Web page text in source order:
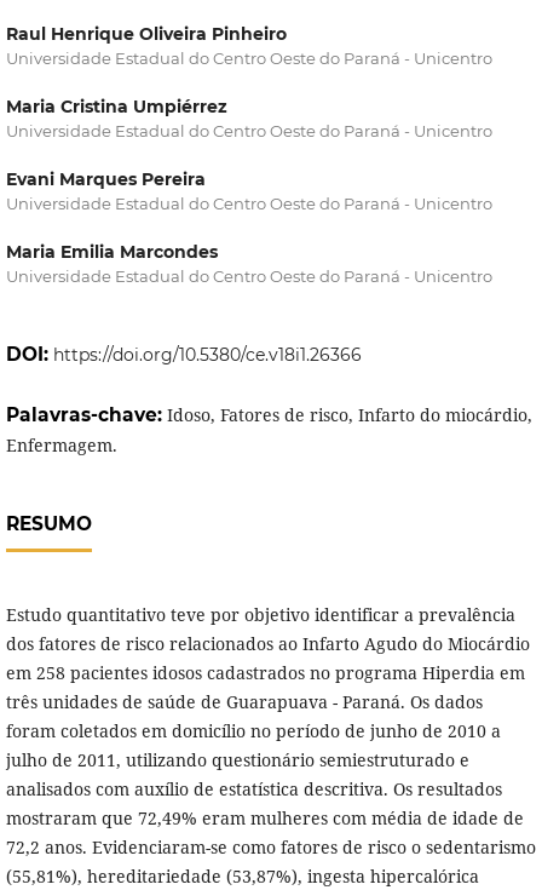
Raul Henrique Oliveira Pinheiro
Universidade Estadual do Centro Oeste do Paraná - Unicentro
Maria Cristina Umpiérrez
Universidade Estadual do Centro Oeste do Paraná - Unicentro
Evani Marques Pereira
Universidade Estadual do Centro Oeste do Paraná - Unicentro
Maria Emilia Marcondes
Universidade Estadual do Centro Oeste do Paraná - Unicentro
DOI: https://doi.org/10.5380/ce.v18i1.26366
Palavras-chave: Idoso, Fatores de risco, Infarto do miocárdio,
Enfermagem.
RESUMO
Estudo quantitativo teve por objetivo identificar a prevalência
dos fatores de risco relacionados ao Infarto Agudo do Miocárdio
em 258 pacientes idosos cadastrados no programa Hiperdia em
três unidades de saúde de Guarapuava - Paraná. Os dados
foram coletados em domicílio no período de junho de 2010 a
julho de 2011, utilizando questionário semiestruturado e
analisados com auxílio de estatística descritiva. Os resultados
mostraram que 72,49% eram mulheres com média de idade de
72,2 anos. Evidenciaram-se como fatores de risco o sedentarismo
(55,81%), hereditariedade (53,87%), ingesta hipercalórica